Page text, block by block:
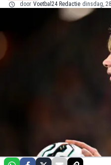
door Voetbal24 Redactie dinsdag,